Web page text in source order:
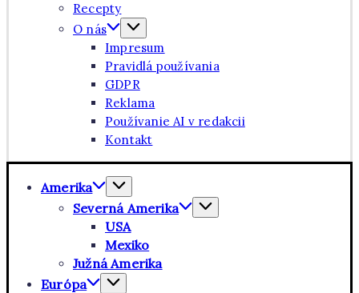
Recepty
O nás
Impresum
Pravidlá používania
GDPR
Reklama
Používanie AI v redakcii
Kontakt
Amerika
Severná Amerika
USA
Mexiko
Južná Amerika
Európa